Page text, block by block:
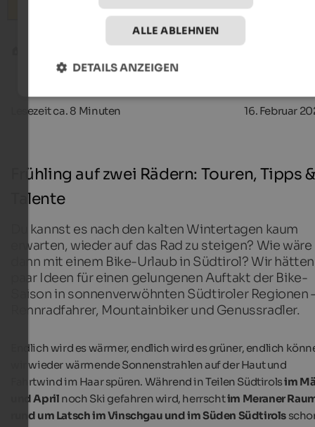
Lesezeit ca. 8 Minuten 16. Februar
Frühling auf zwei Rädern: Touren, Tipps &
Talente
Du kannst es nach den kalten Wintertagen kaum
erwarten, wieder auf das Rad zu steigen? Wie wäre
dann mit einem Bike-Urlaub in Südtirol? Wir
paar Ideen für einen gelungenen Auftakt der Bike-
Saison in sonnenverwöhnten Südtiroler Regionen
Rennradfahrer, Mountainbiker und Genussradler.
Endlich wird es wärmer, endlich wird es grüner, endlich
wir wieder wärmende Sonnenstrahlen auf der Haut und
Fahrtwind im Haar spüren. Während in Teilen Südtirolsim
und April noch Ski gefahren wird, herrschtim Meraner
rund um Latsch im Vinschgau und im Süden Südtirols
ALLE ABLEHNEN
DETAILS ANZEIGEN